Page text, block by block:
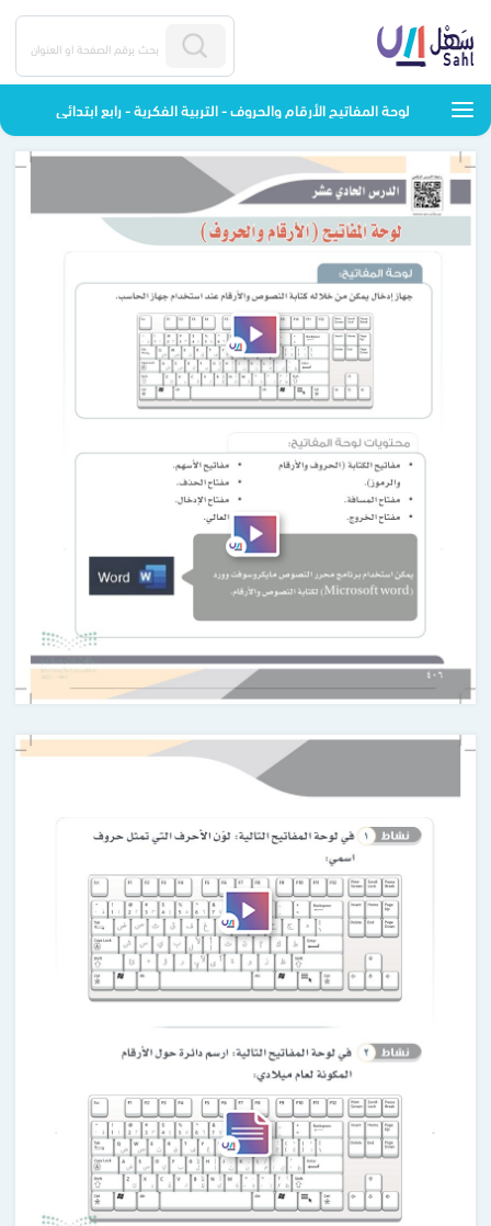
لوحة المفاتيح الأرقام والحروف - التربية الفكرية - رابع ابتدائي